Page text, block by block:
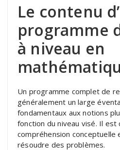
Le contenu
programme
à niveau en
Un programme complet de
généralement un large
fondamentaux aux notions
fonction du niveau visé. Il est
compréhension conceptuelle
résoudre des problèmes.